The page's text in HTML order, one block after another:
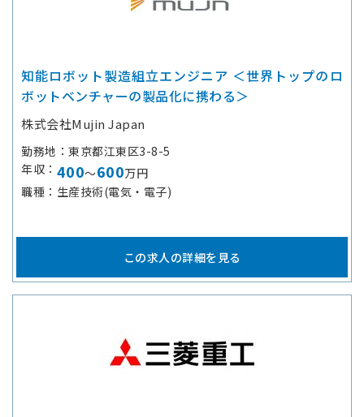
知能ロボット製造組立エンジニア ＜世界トップのロ
ボットベンチャーの製品化に携わる＞
株式会社Mujin Japan
勤務地
東京都江東区3-8-5
年収
400～600万円
職種
生産技術(電気・電子)
この求人の詳細を見る